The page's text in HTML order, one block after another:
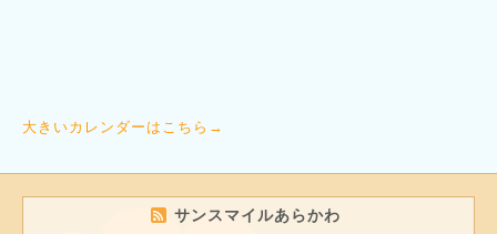
大きいカレンダーはこちら→
サンスマイルあらかわ